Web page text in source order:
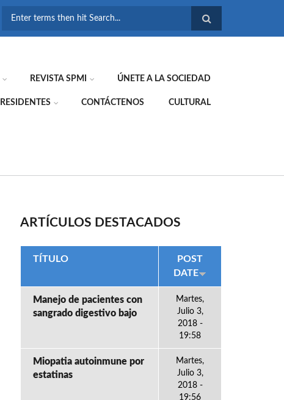
REVISTA SPMI ÚNETE A LA SOCIEDAD
RESIDENTES CONTÁCTENOS CULTURAL
ARTÍCULOS DESTACADOS
TÍTULO
POST
DATE
Manejo de pacientes con
sangrado digestivo bajo
Martes,
Julio 3,
2018 -
19:58
Miopatia autoinmune por
estatinas
Martes,
Julio 3,
2018 -
19:56